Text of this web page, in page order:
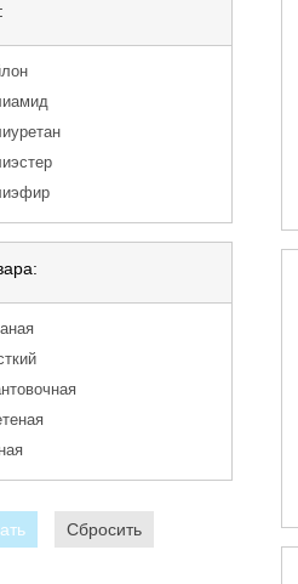
Сбросить